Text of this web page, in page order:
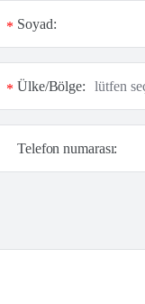
Soyad:
*
Ülke/Bölge:
*
Telefon numarası: